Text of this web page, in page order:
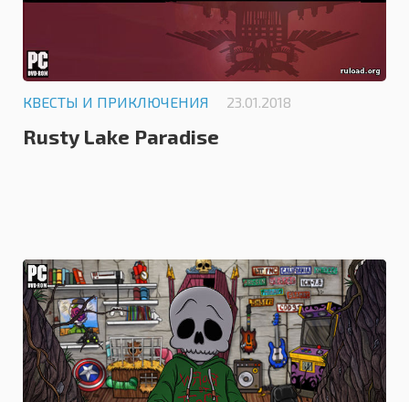
КВЕСТЫ И ПРИКЛЮЧЕНИЯ 23.01.2018
Rusty Lake Paradise
0.0